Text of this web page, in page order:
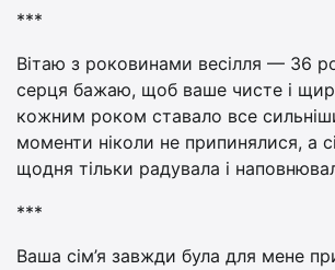
***
Вітаю з роковинами весілля — 36
серця бажаю, щоб ваше чисте і
кожним роком ставало все
моменти ніколи не припинялися, а
щодня тільки радувала і
***
Ваша сім’я завжди була для мене